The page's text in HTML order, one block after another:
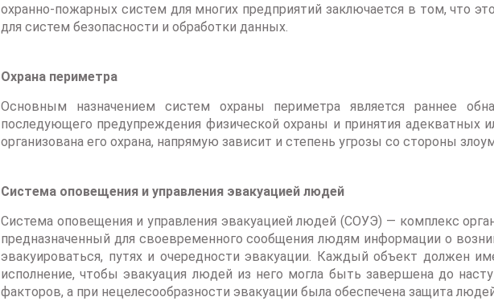
охранно-пожарных систем для многих предприятий заключается в том, что
для систем безопасности и обработки данных.
Охрана периметра
Основным назначением систем охраны периметра является раннее
последующего предупреждения физической охраны и принятия адекватных
организована его охрана, напрямую зависит и степень угрозы со стороны
Система оповещения и управления эвакуацией людей
Система оповещения и управления эвакуацией людей (СОУЭ) — комплекс
предназначенный для своевременного сообщения людям информации о
эвакуироваться, путях и очередности эвакуации. Каждый объект должен
исполнение, чтобы эвакуация людей из него могла быть завершена до
факторов, а при нецелесообразности эвакуации была обеспечена защита